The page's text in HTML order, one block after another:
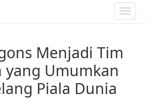
TOGGLE
Menjadi Tim
yang Umumkan
Piala Dunia